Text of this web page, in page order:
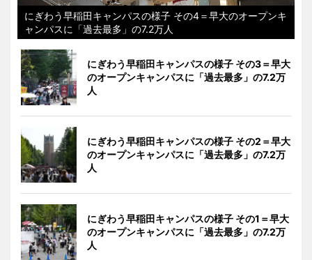
にぎわう早稲田キャンパスの様子 その4＝早大のオープンキ
ャンパスに「過去最多」の7.2万人
にぎわう早稲田キャンパスの様子 その3＝早大
のオープンキャンパスに「過去最多」の7.2万
人
にぎわう早稲田キャンパスの様子 その2＝早大
のオープンキャンパスに「過去最多」の7.2万
人
にぎわう早稲田キャンパスの様子 その1＝早大
のオープンキャンパスに「過去最多」の7.2万
人